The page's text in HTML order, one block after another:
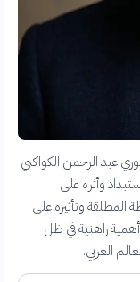
عبد الرحمن الكواكبي
وأثره على
المطلقة وتأثيره على
أهمية راهنية في ظل
العربي.